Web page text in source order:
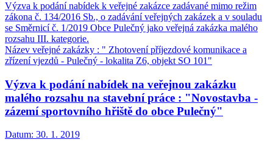
Výzva k podání nabídek k veřejné zakázce zadávané mimo režim
zákona č. 134/2016 Sb., o zadávání veřejných zakázek a v souladu
se Směrnicí č. 1/2019 Obce Pulečný jako veřejná zakázka malého
rozsahu III. kategorie.
Název veřejné zakázky : " Zhotovení příjezdové komunikace a
zřízení vjezdů - Pulečný - lokalita Z6, objekt SO 101"
Výzva k podání nabídek na veřejnou zakázku
malého rozsahu na stavební práce : "Novostavba -
zázemí sportovního hřiště do obce Pulečný"
Datum: 30. 1. 2019